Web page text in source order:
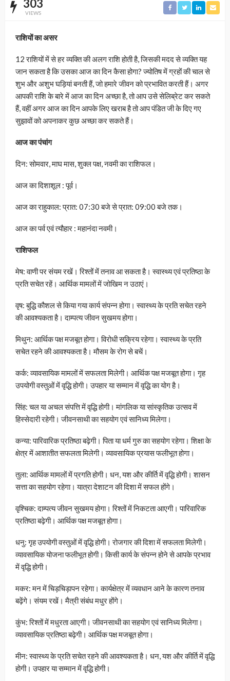
303
VIEWS
राशियों का असर
12 राशियों में से हर व्यक्ति की अलग राशि होती है, जिसकी मदद से व्यक्ति यह
जान सकता है कि उसका आज का दिन कैसा होगा? ज्योतिष में ग्रहों की चाल से
शुभ और अशुभ घड़ियां बनती हैं, जो हमारे जीवन को प्रभावित करती हैं। अगर
आपकी राशि के बारे में आज का दिन अच्छा है, तो आप उसे सेलिब्रेट कर सकते
हैं, वहीं अगर आज का दिन आपके लिए खराब है तो आप पंडित जी के दिए गए
सुझावों को अपनाकर कुछ अच्छा कर सकते हैं।
आज का पंचांग
दिन: सोमवार, माघ मास, शुक्ल पक्ष, नवमी का राशिफल।
आज का दिशाशूल : पूर्व।
आज का राहुकाल: प्रात: 07:30 बजे से प्रात: 09:00 बजे तक।
आज का पर्व एवं त्यौहार : महानंदा नवमी।
राशिफल
मेष: वाणी पर संयम रखें। रिश्तों में तनाव आ सकता है। स्वास्थ्य एवं प्रतिष्ठा के
प्रति सचेत रहें। आर्थिक मामलों में जोखिम न उठाएं।
वृष: बुद्धि कौशल से किया गया कार्य संपन्न होगा। स्वास्थ्य के प्रति सचेत रहने
की आवश्यकता है। दाम्पत्य जीवन सुखमय होगा।
मिथुन: आर्थिक पक्ष मजबूत होगा। विरोधी सक्रिय रहेगा। स्वास्थ्य के प्रति
सचेत रहने की आवश्यकता है। मौसम के रोग से बचें।
कर्क: व्यावसायिक मामलों में सफलता मिलेगी। आर्थिक पक्ष मजबूत होगा। गृह
उपयोगी वस्तुओं में वृद्धि होगी। उपहार या सम्मान में वृद्धि का योग है।
सिंह: चल या अचल संपत्ति में वृद्धि होगी। मांगलिक या सांस्कृतिक उत्सव में
हिस्सेदारी रहेगी। जीवनसाथी का सहयोग एवं सानिध्य मिलेगा।
कन्या: पारिवारिक प्रतिष्ठा बढ़ेगी। पिता या धर्म गुरु का सहयोग रहेगा। शिक्षा के
क्षेत्र में आशातीत सफलता मिलेगी। व्यावसायिक प्रयास फलीभूत होगा।
तुला: आर्थिक मामलों में प्रगति होगी। धन, यश और कीर्ति में वृद्धि होगी। शासन
सत्ता का सहयोग रहेगा। यात्रा देशाटन की दिशा में सफल होंगे।
वृश्चिक: दाम्पत्य जीवन सुखमय होगा। रिश्तों में निकटता आएगी। पारिवारिक
प्रतिष्ठा बढ़ेगी। आर्थिक पक्ष मजबूत होगा।
धनु: गृह उपयोगी वस्तुओं में वृद्धि होगी। रोजगार की दिशा में सफलता मिलेगी।
व्यावसायिक योजना फलीभूत होगी। किसी कार्य के संपन्न होने से आपके प्रभाव
में वृद्धि होगी।
मकर: मन में चिड़चिड़ापन रहेगा। कार्यक्षेत्र में व्यवधान आने के कारण तनाव
बढ़ेंगे। संयम रखें। मैत्री संबंध मधुर होंगे।
कुंभ: रिश्तों में मधुरता आएगी। जीवनसाथी का सहयोग एवं सानिध्य मिलेगा।
व्यावसायिक प्रतिष्ठा बढ़ेगी। आर्थिक पक्ष मजबूत होगा।
मीन: स्वास्थ्य के प्रति सचेत रहने की आवश्यकता है। धन, यश और कीर्ति में वृद्धि
होगी। उपहार या सम्मान में वृद्धि होगी।